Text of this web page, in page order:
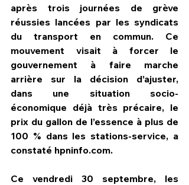
HPN Live
après trois journées de grève
réussies lancées par les syndicats
du transport en commun. Ce
mouvement visait à forcer le
gouvernement à faire marche
arrière sur la décision d’ajuster,
dans une situation socio-
économique déjà très précaire, le
prix du gallon de l’essence à plus de
100 % dans les stations-service, a
constaté hpninfo.com.
Ce vendredi 30 septembre, les